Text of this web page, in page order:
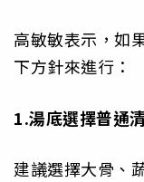
高敏敏表示，如
下方針來進行：
1.湯底選擇普通
建議選擇大骨、